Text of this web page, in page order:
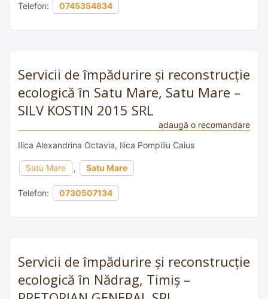
Telefon: 0745354834
Servicii de împădurire și reconstrucție
ecologică în Satu Mare, Satu Mare –
SILV KOSTIN 2015 SRL
adaugă o recomandare
Ilica Alexandrina Octavia, Ilica Pompiliu Caius
Satu Mare , Satu Mare
Telefon: 0730507134
Servicii de împădurire și reconstrucție
ecologică în Nădrag, Timiș –